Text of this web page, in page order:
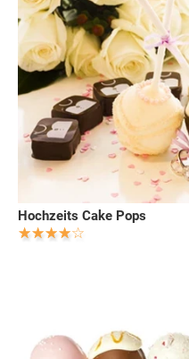
Hochzeits Cake Pops